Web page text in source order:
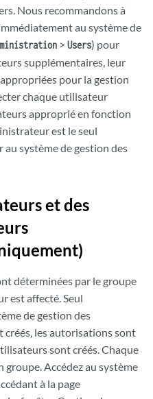
Nous recommandons à
au système de
>Users) pour
supplémentaires, leur
pour la gestion
chaque utilisateur
approprié en fonction
est le seul
système de gestion des
et des
déterminées par le groupe
est affecté. Seul
de gestion des
créés, les autorisations sont
sont créés. Chaque
Accédez au système
à la page